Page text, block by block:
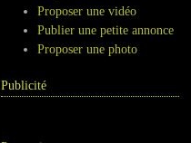
Proposer une vidéo
Publier une petite annonce
Proposer une photo
Publicité